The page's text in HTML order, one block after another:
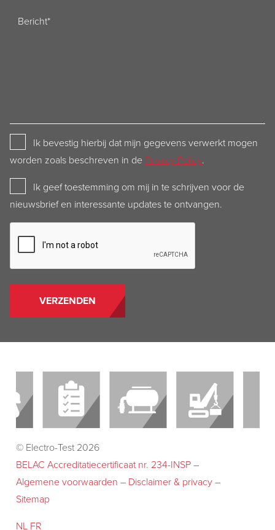
Privacy
Policy
Ik bevestig hierbij dat mijn gegevens verwerkt mogen
worden zoals beschreven in de Privacy Policy.
Newsletter
Ik geef toestemming om mij in te schrijven voor de
nieuwsbrief en interessante updates te ontvangen.
© Electro-Test 2026
BELAC Accreditatiecertificaat nr. 234-INSP–
Algemene voorwaarden – Disclaimer & privacy–
Sitemap
NL FR